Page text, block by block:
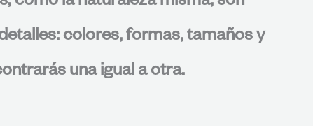
colores, formas, tamaños y
una igual a otra.